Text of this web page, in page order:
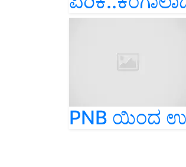
PNB ಯಿಂದ